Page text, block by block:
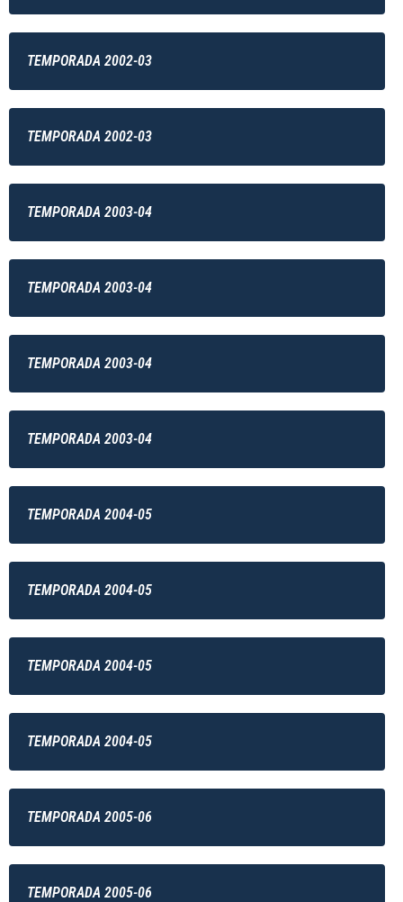
TEMPORADA 2002-03
TEMPORADA 2002-03
TEMPORADA 2003-04
TEMPORADA 2003-04
TEMPORADA 2003-04
TEMPORADA 2003-04
TEMPORADA 2004-05
TEMPORADA 2004-05
TEMPORADA 2004-05
TEMPORADA 2004-05
TEMPORADA 2005-06
TEMPORADA 2005-06